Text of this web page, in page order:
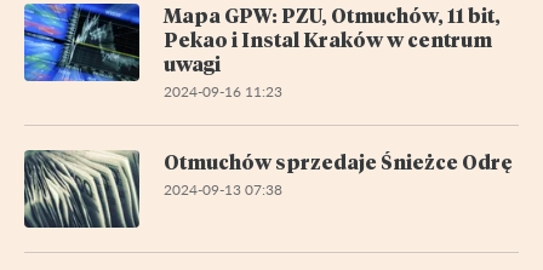
Mapa GPW: PZU, Otmuchów, 11 bit,
Pekao i Instal Kraków w centrum
uwagi
2024-09-16 11:23
Otmuchów sprzedaje Śnieżce Odrę
2024-09-13 07:38